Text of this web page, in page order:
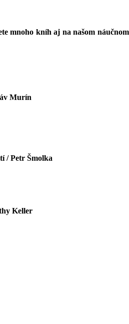
mnoho kníh aj na našom náučnom
Murín
/ Petr Šmolka
Keller